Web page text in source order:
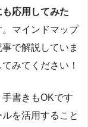
応用してみた
。マインドマップ
で解説していま
みてください！
書きもOKです
を活用すること